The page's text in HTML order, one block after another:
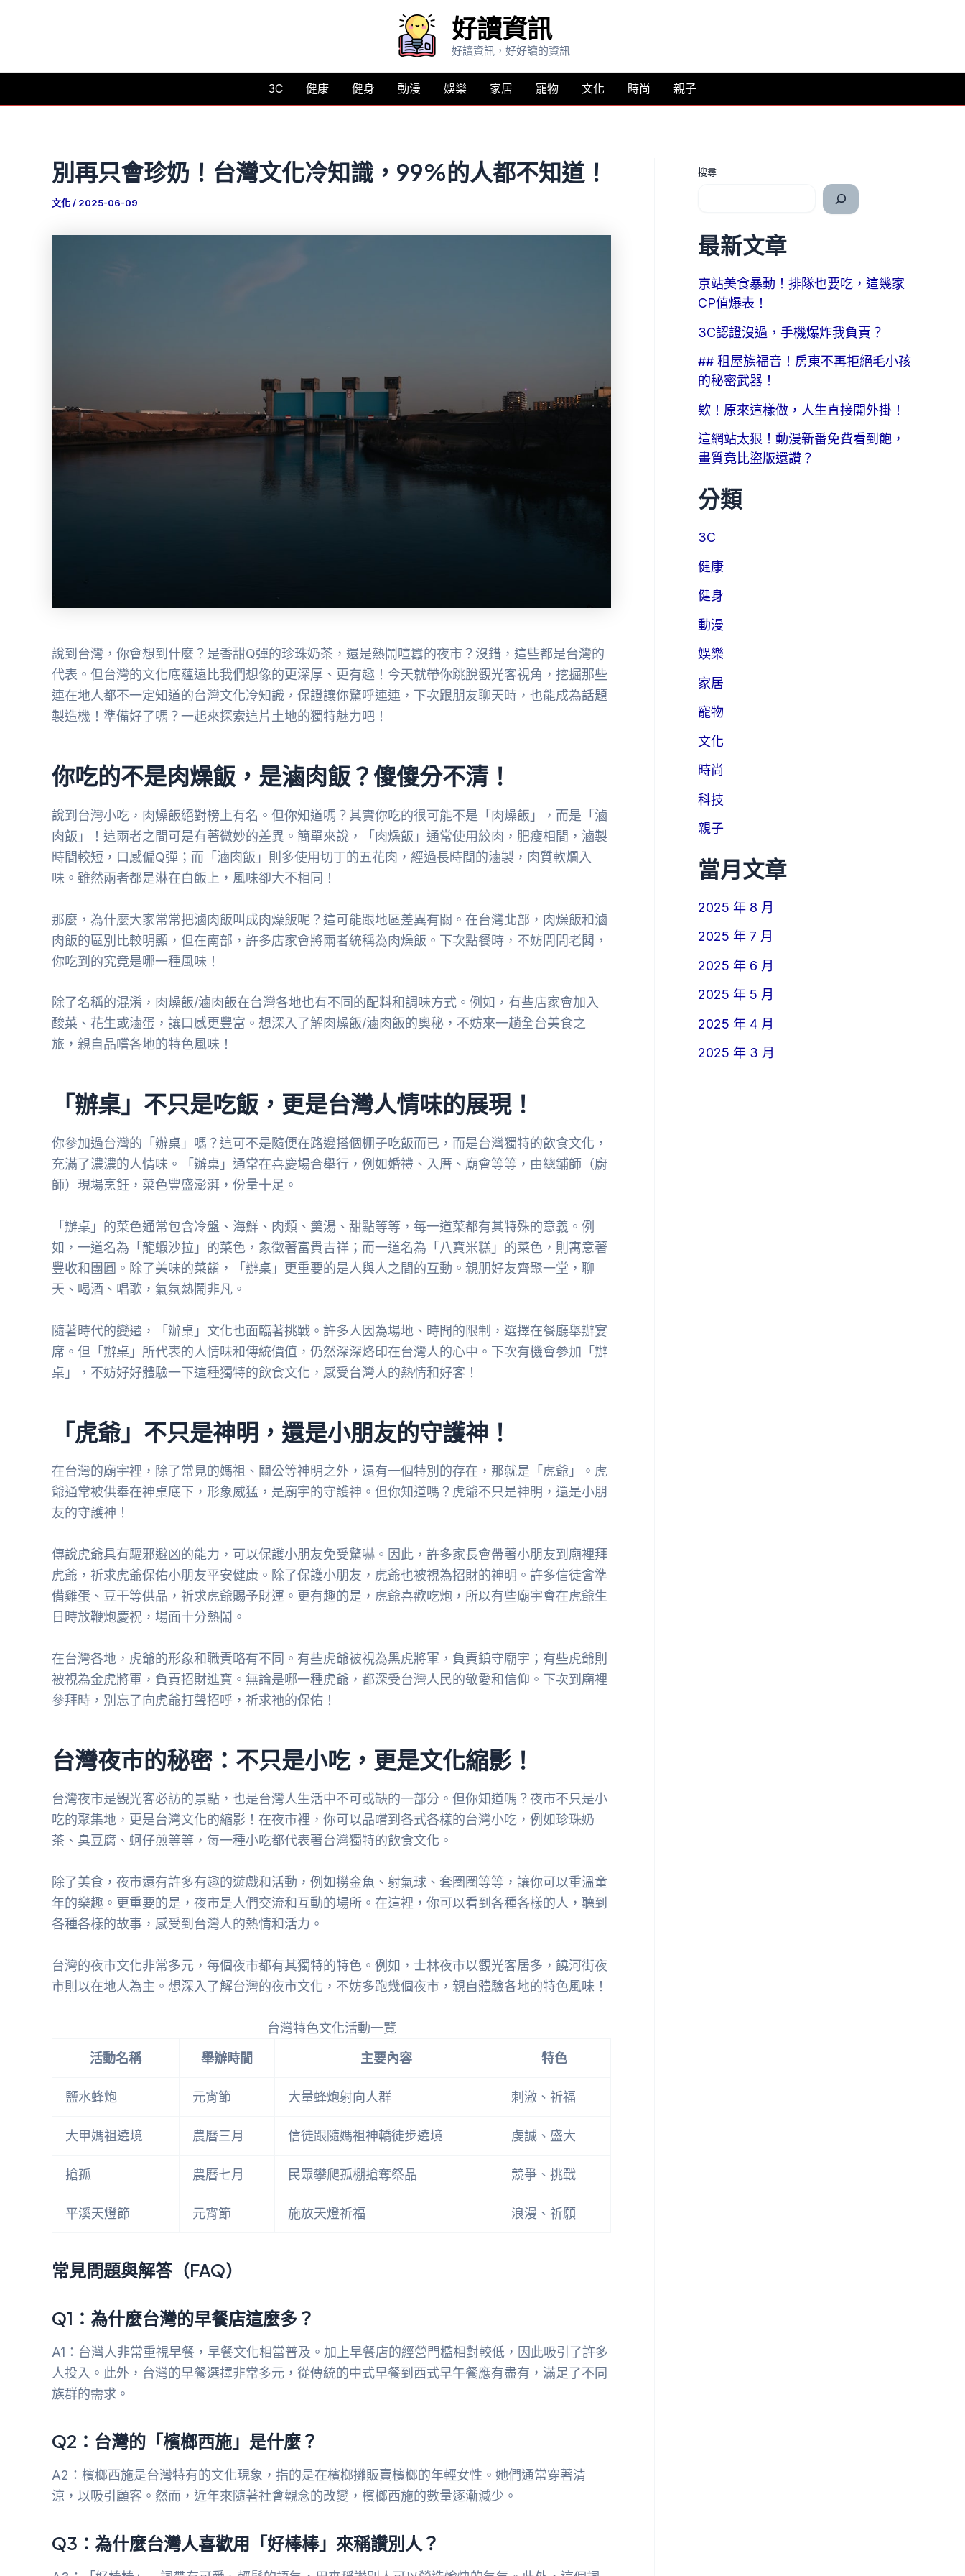
要
好讀資訊
好讀資訊，好好讀的資訊
3C 健康 健身 動漫 娛樂 家居 寵物 文化 時尚 親子
別再只會珍奶！台灣文化冷知識，99%的人都不知道！
文化/ 2025-06-09
說到台灣，你會想到什麼？是香甜Q彈的珍珠奶茶，還是熱鬧喧囂的夜市？沒錯，這些都是台灣的
代表。但台灣的文化底蘊遠比我們想像的更深厚、更有趣！今天就帶你跳脫觀光客視角，挖掘那些
連在地人都不一定知道的台灣文化冷知識，保證讓你驚呼連連，下次跟朋友聊天時，也能成為話題
製造機！準備好了嗎？一起來探索這片土地的獨特魅力吧！
你吃的不是肉燥飯，是滷肉飯？傻傻分不清！
說到台灣小吃，肉燥飯絕對榜上有名。但你知道嗎？其實你吃的很可能不是「肉燥飯」，而是「滷
肉飯」！這兩者之間可是有著微妙的差異。簡單來說，「肉燥飯」通常使用絞肉，肥瘦相間，滷製
時間較短，口感偏Q彈；而「滷肉飯」則多使用切丁的五花肉，經過長時間的滷製，肉質軟爛入
味。雖然兩者都是淋在白飯上，風味卻大不相同！
那麼，為什麼大家常常把滷肉飯叫成肉燥飯呢？這可能跟地區差異有關。在台灣北部，肉燥飯和滷
肉飯的區別比較明顯，但在南部，許多店家會將兩者統稱為肉燥飯。下次點餐時，不妨問問老闆，
你吃到的究竟是哪一種風味！
除了名稱的混淆，肉燥飯/滷肉飯在台灣各地也有不同的配料和調味方式。例如，有些店家會加入
酸菜、花生或滷蛋，讓口感更豐富。想深入了解肉燥飯/滷肉飯的奧秘，不妨來一趟全台美食之
旅，親自品嚐各地的特色風味！
「辦桌」不只是吃飯，更是台灣人情味的展現！
你參加過台灣的「辦桌」嗎？這可不是隨便在路邊搭個棚子吃飯而已，而是台灣獨特的飲食文化，
充滿了濃濃的人情味。「辦桌」通常在喜慶場合舉行，例如婚禮、入厝、廟會等等，由總鋪師（廚
師）現場烹飪，菜色豐盛澎湃，份量十足。
「辦桌」的菜色通常包含冷盤、海鮮、肉類、羹湯、甜點等等，每一道菜都有其特殊的意義。例
如，一道名為「龍蝦沙拉」的菜色，象徵著富貴吉祥；而一道名為「八寶米糕」的菜色，則寓意著
豐收和團圓。除了美味的菜餚，「辦桌」更重要的是人與人之間的互動。親朋好友齊聚一堂，聊
天、喝酒、唱歌，氣氛熱鬧非凡。
隨著時代的變遷，「辦桌」文化也面臨著挑戰。許多人因為場地、時間的限制，選擇在餐廳舉辦宴
席。但「辦桌」所代表的人情味和傳統價值，仍然深深烙印在台灣人的心中。下次有機會參加「辦
桌」，不妨好好體驗一下這種獨特的飲食文化，感受台灣人的熱情和好客！
「虎爺」不只是神明，還是小朋友的守護神！
在台灣的廟宇裡，除了常見的媽祖、關公等神明之外，還有一個特別的存在，那就是「虎爺」。虎
爺通常被供奉在神桌底下，形象威猛，是廟宇的守護神。但你知道嗎？虎爺不只是神明，還是小朋
友的守護神！
傳說虎爺具有驅邪避凶的能力，可以保護小朋友免受驚嚇。因此，許多家長會帶著小朋友到廟裡拜
虎爺，祈求虎爺保佑小朋友平安健康。除了保護小朋友，虎爺也被視為招財的神明。許多信徒會準
備雞蛋、豆干等供品，祈求虎爺賜予財運。更有趣的是，虎爺喜歡吃炮，所以有些廟宇會在虎爺生
日時放鞭炮慶祝，場面十分熱鬧。
在台灣各地，虎爺的形象和職責略有不同。有些虎爺被視為黑虎將軍，負責鎮守廟宇；有些虎爺則
被視為金虎將軍，負責招財進寶。無論是哪一種虎爺，都深受台灣人民的敬愛和信仰。下次到廟裡
參拜時，別忘了向虎爺打聲招呼，祈求祂的保佑！
台灣夜市的秘密：不只是小吃，更是文化縮影！
台灣夜市是觀光客必訪的景點，也是台灣人生活中不可或缺的一部分。但你知道嗎？夜市不只是小
吃的聚集地，更是台灣文化的縮影！在夜市裡，你可以品嚐到各式各樣的台灣小吃，例如珍珠奶
茶、臭豆腐、蚵仔煎等等，每一種小吃都代表著台灣獨特的飲食文化。
除了美食，夜市還有許多有趣的遊戲和活動，例如撈金魚、射氣球、套圈圈等等，讓你可以重溫童
年的樂趣。更重要的是，夜市是人們交流和互動的場所。在這裡，你可以看到各種各樣的人，聽到
各種各樣的故事，感受到台灣人的熱情和活力。
台灣的夜市文化非常多元，每個夜市都有其獨特的特色。例如，士林夜市以觀光客居多，饒河街夜
市則以在地人為主。想深入了解台灣的夜市文化，不妨多跑幾個夜市，親自體驗各地的特色風味！
台灣特色文化活動一覽
活動名稱
舉辦時間 主要內容 特色
鹽水蜂炮 元宵節 大量蜂炮射向人群 刺激、祈福
大甲媽祖遶境 農曆三月 信徒跟隨媽祖神轎徒步遶境 虔誠、盛大
搶孤 農曆七月 民眾攀爬孤棚搶奪祭品 競爭、挑戰
平溪天燈節 元宵節 施放天燈祈福 浪漫、祈願
常見問題與解答（FAQ）
Q1：為什麼台灣的早餐店這麼多？
A1：台灣人非常重視早餐，早餐文化相當普及。加上早餐店的經營門檻相對較低，因此吸引了許多
人投入。此外，台灣的早餐選擇非常多元，從傳統的中式早餐到西式早午餐應有盡有，滿足了不同
族群的需求。
Q2：台灣的「檳榔西施」是什麼？
A2：檳榔西施是台灣特有的文化現象，指的是在檳榔攤販賣檳榔的年輕女性。她們通常穿著清
涼，以吸引顧客。然而，近年來隨著社會觀念的改變，檳榔西施的數量逐漸減少。
Q3：為什麼台灣人喜歡用「好棒棒」來稱讚別人？
搜尋
最新文章
京站美食暴動！排隊也要吃，這幾家
CP值爆表！
3C認證沒過，手機爆炸我負責？
## 租屋族福音！房東不再拒絕毛小孩
的秘密武器！
欸！原來這樣做，人生直接開外掛！
這網站太狠！動漫新番免費看到飽，
畫質竟比盜版還讚？
分類
3C
健康
健身
動漫
娛樂
家居
寵物
文化
時尚
科技
親子
當月文章
2025 年 8 月
2025 年 7 月
2025 年 6 月
2025 年 5 月
2025 年 4 月
2025 年 3 月